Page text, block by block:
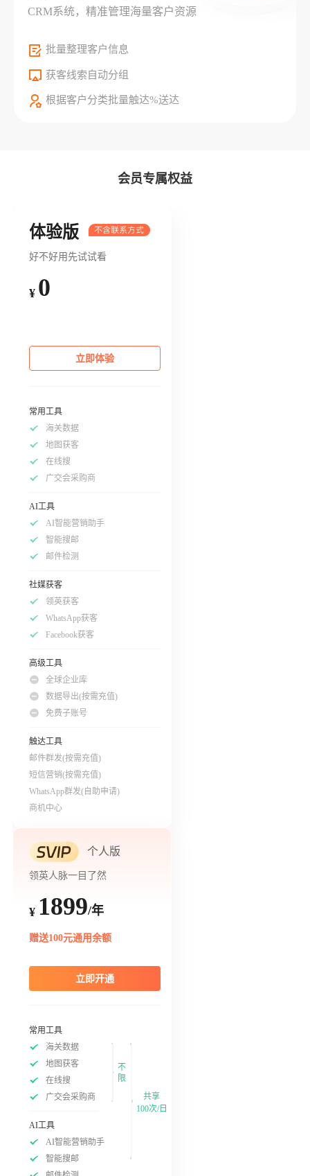
CRM系统，精准管理海量客户资源
批量整理客户信息
获客线索自动分组
根据客户分类批量触达%送达
会员专属权益
体验版
好不好用先试试看
¥ 0
立即体验
常用工具
海关数据
地图获客
在线搜
广交会采购商
AI工具
AI智能营销助手
智能搜邮
邮件检测
社媒获客
领英获客
WhatsApp获客
Facebook获客
高级工具
全球企业库
数据导出(按需充值)
免费子账号
触达工具
邮件群发(按需充值)
短信营销(按需充值)
WhatsApp群发(自助申请)
商机中心
个人版
领英人脉一目了然
¥ 1899/年
赠送100元通用余额
立即开通
常用工具
海关数据
地图获客
在线搜
广交会采购商
不
限
AI工具
AI智能营销助手
智能搜邮
共享
100次/日